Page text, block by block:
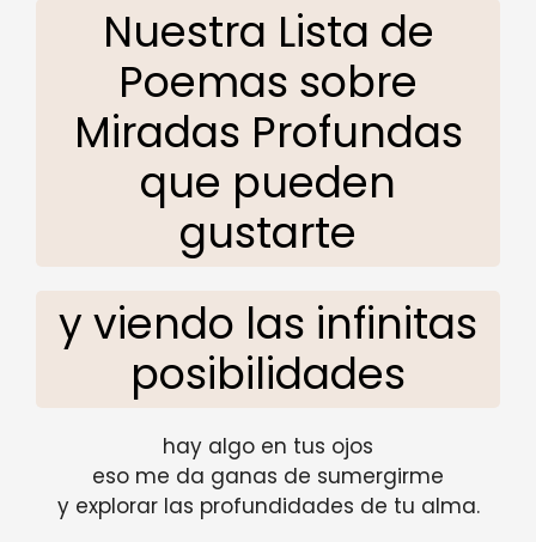
Nuestra Lista de
Poemas sobre
Miradas Profundas
que pueden
gustarte
y viendo las infinitas
posibilidades
hay algo en tus ojos
eso me da ganas de sumergirme
y explorar las profundidades de tu alma.